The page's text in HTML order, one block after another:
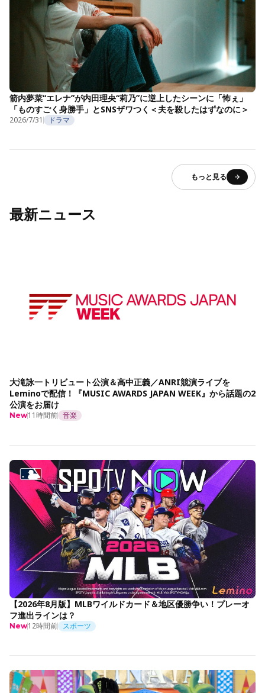
箭内夢菜“エレナ”が内田理央“莉乃”に逆上したシーンに「怖ぇ」
「ものすごく身勝手」とSNSザワつく＜夫を殺したはずなのに＞
2026/7/31 ドラマ
もっと見る
最新ニュース
大滝詠一トリビュート公演＆高中正義／ANRI競演ライブを
Leminoで配信！『MUSIC AWARDS JAPAN WEEK』から話題の2
公演をお届け
New11時間前 音楽
【2026年8月版】MLBワイルドカード＆地区優勝争い！プレーオ
フ進出ラインは？
New12時間前 スポーツ